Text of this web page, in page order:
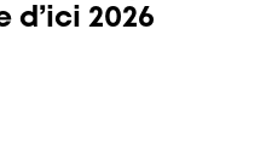
d’ici 2026